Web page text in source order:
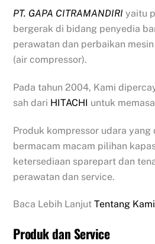
PT. GAPA CITRAMANDIRI yaitu
bergerak di bidang penyedia
perawatan dan perbaikan
(air compressor).
Pada tahun 2004, Kami
sah dari HITACHI untuk
Produk kompressor udara
bermacam macam pilihan
ketersediaan sparepart dan
perawatan dan service.
Baca Lebih LanjutTentang Kami
Produk dan Service